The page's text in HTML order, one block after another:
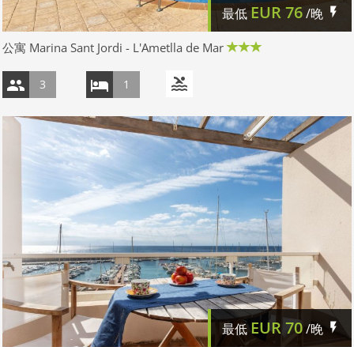
最低 EUR76/晚
公寓 Marina Sant Jordi - L'Ametlla de Mar
3 1
最低EUR70/晚